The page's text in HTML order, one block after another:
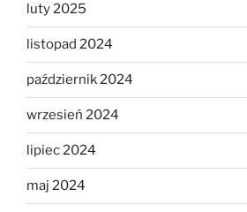
luty 2025
listopad 2024
październik 2024
wrzesień 2024
lipiec 2024
maj 2024